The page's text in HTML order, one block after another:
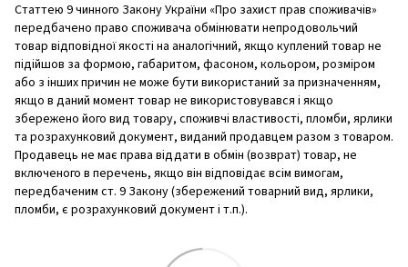
Статтею 9 чинного Закону України «Про захист прав споживачів»
передбачено право споживача обмінювати непродовольчий
товар відповідної якості на аналогічний, якщо куплений товар не
підійшов за формою, габаритом, фасоном, кольором, розміром
або з інших причин не може бути використаний за призначенням,
якщо в даний момент товар не використовувався і якщо
збережено його вид товару, споживчі властивості, пломби, ярлики
та розрахунковий документ, виданий продавцем разом з товаром.
Продавець не має права віддати в обмін (возврат) товар, не
включеного в перечень, якщо він відповідає всім вимогам,
передбаченим ст. 9 Закону (збережений товарний вид, ярлики,
пломби, є розрахунковий документ і т.п.).